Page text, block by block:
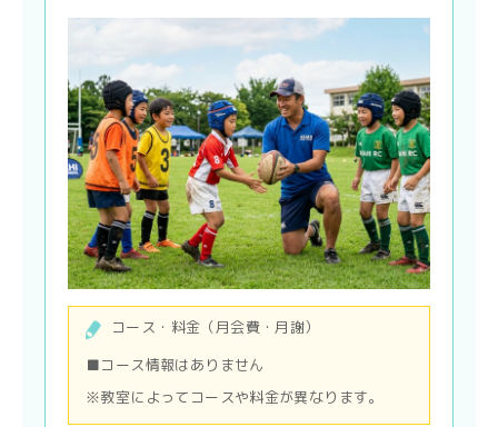
コース・料金（月会費・月謝）
■コース情報はありません
※教室によってコースや料金が異なります。